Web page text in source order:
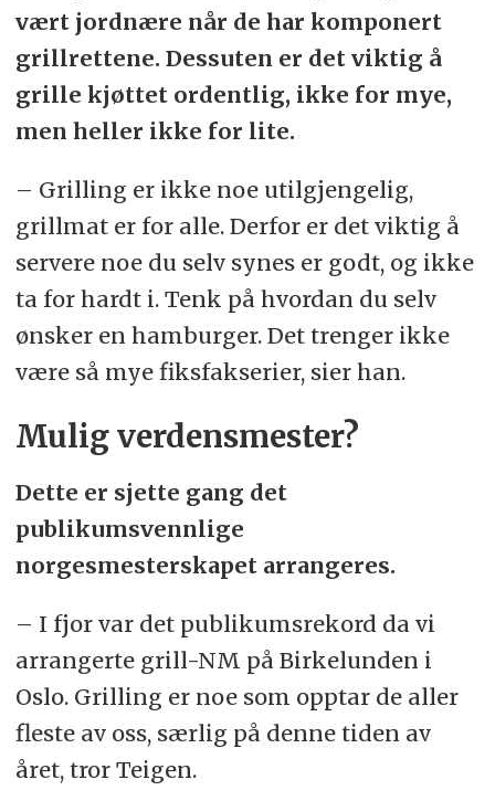
vært jordnære når de har komponert
grillrettene. Dessuten er det viktig å
grille kjøttet ordentlig, ikke for mye,
men heller ikke for lite.
– Grilling er ikke noe utilgjengelig,
grillmat er for alle. Derfor er det viktig å
servere noe du selv synes er godt, og ikke
ta for hardt i. Tenk på hvordan du selv
ønsker en hamburger. Det trenger ikke
være så mye fiksfakserier, sier han.
Mulig verdensmester?
Dette er sjette gang det
publikumsvennlige
norgesmesterskapet arrangeres.
– I fjor var det publikumsrekord da vi
arrangerte grill-NM på Birkelunden i
Oslo. Grilling er noe som opptar de aller
fleste av oss, særlig på denne tiden av
året, tror Teigen.